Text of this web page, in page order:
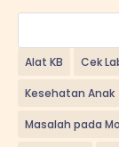
Alat KB Cek
Kesehatan Anak
Masalah pada